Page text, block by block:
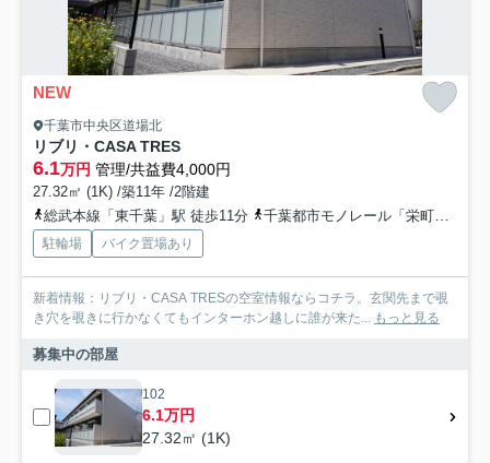
NEW
千葉市中央区道場北
リブリ・CASA TRES
6.1万円 管理/共益費4,000円
27.32㎡ (1K) /築11年 /2階建
総武本線「東千葉」駅 徒歩11分
千葉都市モノレール「栄町」駅 徒歩10分
駐輪場 バイク置場あり
新着情報：リブリ・CASA TRESの空室情報ならコチラ。玄関先まで覗
き穴を覗きに行かなくてもインターホン越しに誰が来た... もっと見る
募集中の部屋
102
6.1万円
27.32㎡ (1K)